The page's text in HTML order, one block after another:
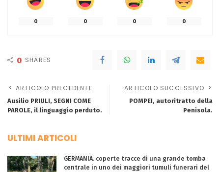
0 0 0 0
0 SHARES
ARTICOLO PRECEDENTE
Ausilio PRIULI, SEGNI COME
PAROLE, il linguaggio perduto.
ARTICOLO SUCCESSIVO
POMPEI, autoritratto della
Penisola.
ULTIMI ARTICOLI
GERMANIA. coperte tracce di una grande tomba
centrale in uno dei maggiori tumuli funerari del